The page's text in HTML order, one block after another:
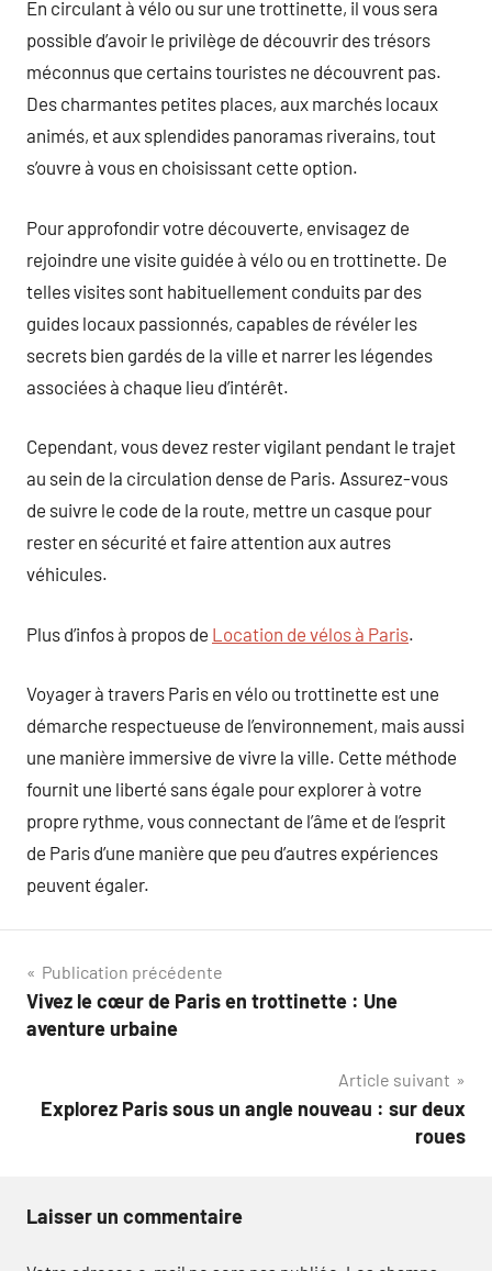
En circulant à vélo ou sur une trottinette, il vous sera
possible d’avoir le privilège de découvrir des trésors
méconnus que certains touristes ne découvrent pas.
Des charmantes petites places, aux marchés locaux
animés, et aux splendides panoramas riverains, tout
s’ouvre à vous en choisissant cette option.
Pour approfondir votre découverte, envisagez de
rejoindre une visite guidée à vélo ou en trottinette. De
telles visites sont habituellement conduits par des
guides locaux passionnés, capables de révéler les
secrets bien gardés de la ville et narrer les légendes
associées à chaque lieu d’intérêt.
Cependant, vous devez rester vigilant pendant le trajet
au sein de la circulation dense de Paris. Assurez-vous
de suivre le code de la route, mettre un casque pour
rester en sécurité et faire attention aux autres
véhicules.
Plus d’infos à propos de Location de vélos à Paris.
Voyager à travers Paris en vélo ou trottinette est une
démarche respectueuse de l’environnement, mais aussi
une manière immersive de vivre la ville. Cette méthode
fournit une liberté sans égale pour explorer à votre
propre rythme, vous connectant de l’âme et de l’esprit
de Paris d’une manière que peu d’autres expériences
peuvent égaler.
Navigation
de
Publication précédente
Vivez le cœur de Paris en trottinette : Une
aventure urbaine
Article suivant
Explorez Paris sous un angle nouveau : sur deux
roues
Laisser un commentaire